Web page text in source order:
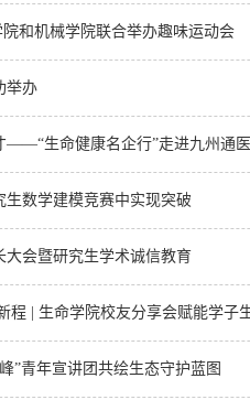
和机械学院联合举办趣味运动会
举办
——“生命健康名企行”走进九州通
生数学建模竞赛中实现突破
大会暨研究生学术诚信教育
程 | 生命学院校友分享会赋能学子
”青年宣讲团共绘生态守护蓝图